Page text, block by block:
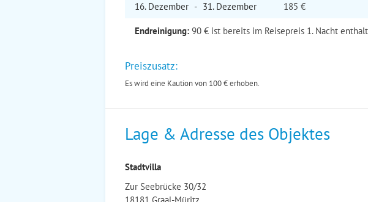
16. Dezember - 31. Dezember 185 €
Endreinigung: 90 € ist bereits im Reisepreis 1. Nacht
Preiszusatz:
Es wird eine Kaution von 100 € erhoben.
Lage & Adresse des Objektes
Stadtvilla
Zur Seebrücke 30/32